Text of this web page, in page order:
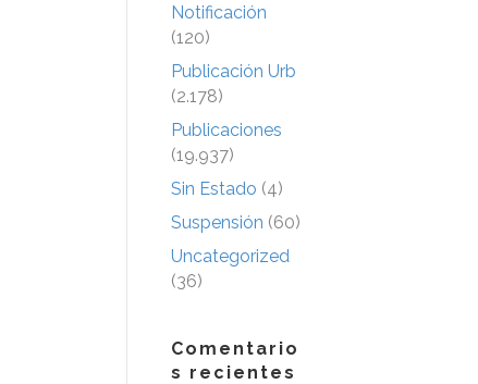
Notificación
(120)
Publicación Urb
(2.178)
Publicaciones
(19.937)
Sin Estado (4)
Suspensión (60)
Uncategorized
(36)
Comentario
s recientes